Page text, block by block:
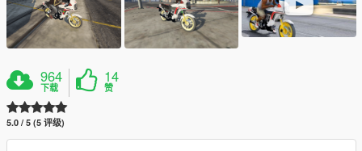
964
下载
14
赞
5.0 / 5 (5 评级)